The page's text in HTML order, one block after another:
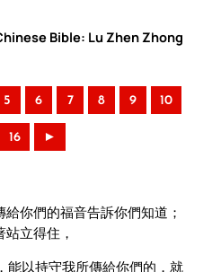
Bible: Lu Zhen Zhong
5 6 7 8 9 10
16 ►
你們的福音告訴你們知道；
立得住，
能以持守我所傳給你們的，就